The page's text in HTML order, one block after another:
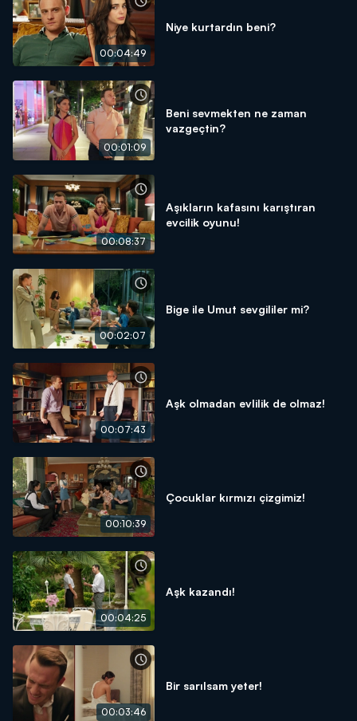
00:04:49
Niye kurtardın beni?
00:01:09
Beni sevmekten ne zaman
vazgeçtin?
00:08:37
Aşıkların kafasını karıştıran
evcilik oyunu!
00:02:07
Bige ile Umut sevgililer mi?
00:07:43
Aşk olmadan evlilik de olmaz!
00:10:39
Çocuklar kırmızı çizgimiz!
00:04:25
Aşk kazandı!
00:03:46
Bir sarılsam yeter!